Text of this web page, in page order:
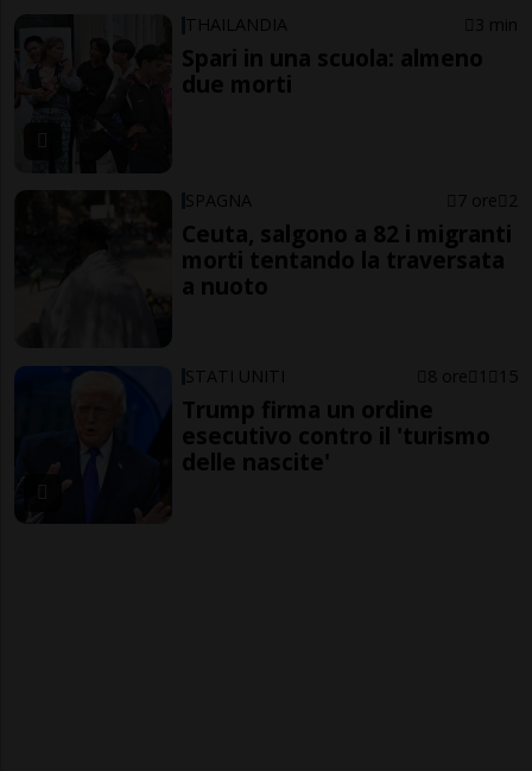
THAILANDIA 3 min
Spari in una scuola: almeno
due morti
SPAGNA 7 ore 2
Ceuta, salgono a 82 i migranti
morti tentando la traversata
a nuoto
STATI UNITI 8 ore 1 15
Trump firma un ordine
esecutivo contro il 'turismo
delle nascite'